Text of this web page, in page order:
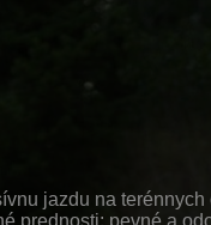
jazdu na